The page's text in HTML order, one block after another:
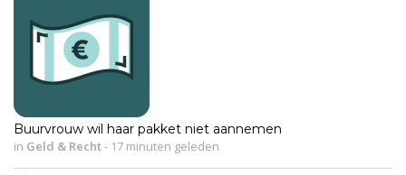
Buurvrouw wil haar pakket niet aannemen
in Geld & Recht- 17 minuten geleden